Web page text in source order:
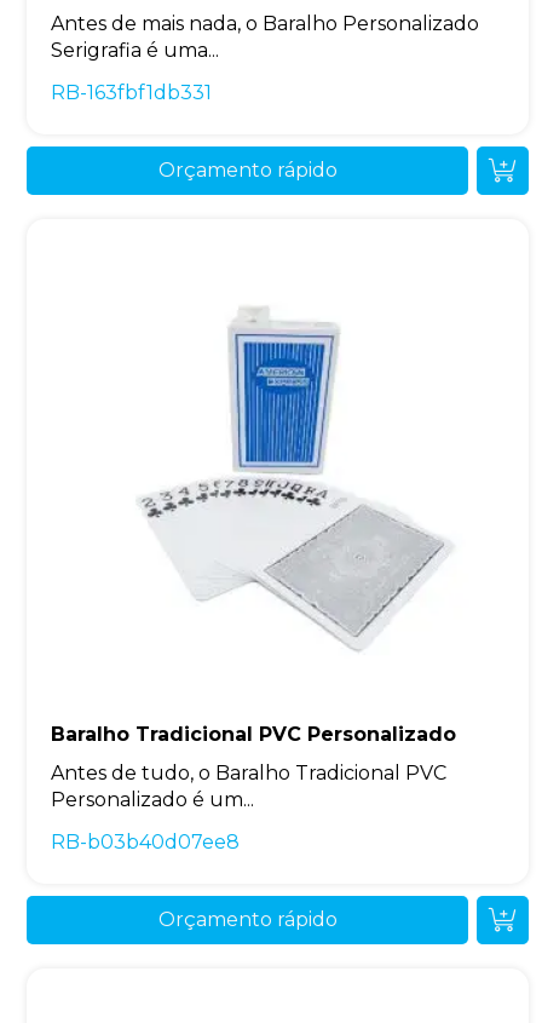
Antes de mais nada, o Baralho Personalizado
Serigrafia é uma...
RB-163fbf1db331
Orçamento rápido
Baralho Tradicional PVC Personalizado
Antes de tudo, o Baralho Tradicional PVC
Personalizado é um...
RB-b03b40d07ee8
Orçamento rápido